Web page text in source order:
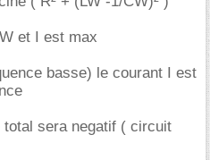
et I est max
basse) le courant I est
total sera negatif ( circuit